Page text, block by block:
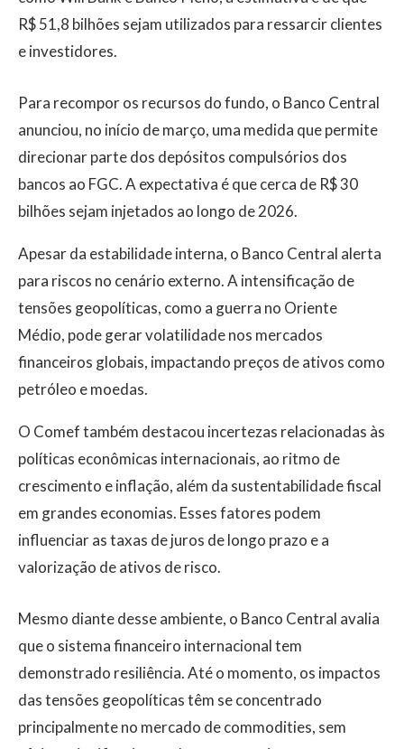
R$ 51,8 bilhões sejam utilizados para ressarcir clientes
e investidores.
Para recompor os recursos do fundo, o Banco Central
anunciou, no início de março, uma medida que permite
direcionar parte dos depósitos compulsórios dos
bancos ao FGC. A expectativa é que cerca de R$ 30
bilhões sejam injetados ao longo de 2026.
Apesar da estabilidade interna, o Banco Central alerta
para riscos no cenário externo. A intensificação de
tensões geopolíticas, como a guerra no Oriente
Médio, pode gerar volatilidade nos mercados
financeiros globais, impactando preços de ativos como
petróleo e moedas.
O Comef também destacou incertezas relacionadas às
políticas econômicas internacionais, ao ritmo de
crescimento e inflação, além da sustentabilidade fiscal
em grandes economias. Esses fatores podem
influenciar as taxas de juros de longo prazo e a
valorização de ativos de risco.
Mesmo diante desse ambiente, o Banco Central avalia
que o sistema financeiro internacional tem
demonstrado resiliência. Até o momento, os impactos
das tensões geopolíticas têm se concentrado
principalmente no mercado de commodities, sem